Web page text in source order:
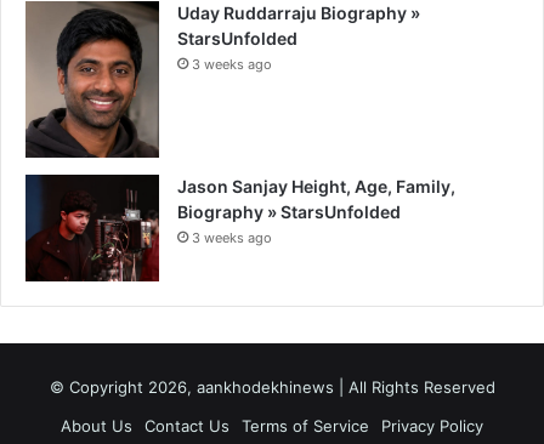
Uday Ruddarraju Biography »
StarsUnfolded
3 weeks ago
Jason Sanjay Height, Age, Family,
Biography » StarsUnfolded
3 weeks ago
© Copyright 2026, aankhodekhinews | All Rights Reserved
About Us
Contact Us Terms of Service Privacy Policy